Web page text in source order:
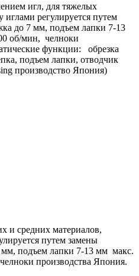
игл, для тяжелых
иглами регулируется путем
до 7 мм, подъем лапки 7-13
об/мин, челноки
функции: обрезка
подъем лапки, отводчик
производство Япония)
и средних материалов,
путем замены
мм, подъем лапки 7-13 мм макс.
производства Япония.